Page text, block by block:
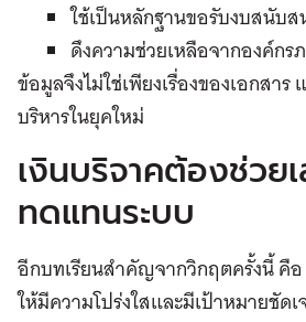
ใช้เป็นหลักฐานขอรับงบสนับ
ดึงความช่วยเหลือจากองค์กร
ข้อมูลจึงไม่ใช่เพียงเรื่องของเอกสาร
บริหารในยุคใหม่
เงินบริจาคต้องช่วยเ
ทดแทนระบบ
อีกบทเรียนสำคัญจากวิกฤตครั้งนี้ คือ
ให้มีความโปร่งใสและมีเป้าหมายชัด